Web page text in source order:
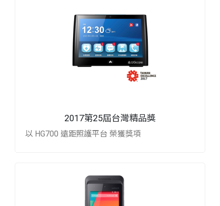
2017第25屆台灣精品獎
以 HG700 遠距照護平台 榮獲獎項